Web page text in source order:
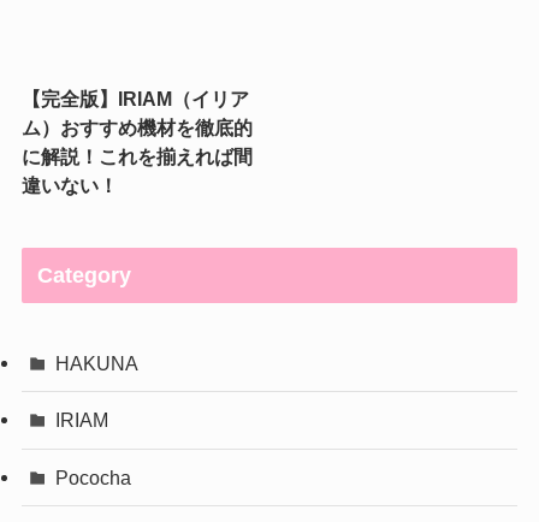
【完全版】IRIAM（イリア
ム）おすすめ機材を徹底的
に解説！これを揃えれば間
違いない！
Category
HAKUNA
IRIAM
Pococha